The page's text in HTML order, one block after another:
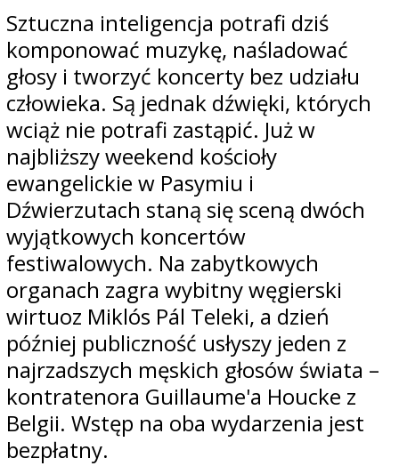
Sztuczna inteligencja potrafi dziś
komponować muzykę, naśladować
głosy i tworzyć koncerty bez udziału
człowieka. Są jednak dźwięki, których
wciąż nie potrafi zastąpić. Już w
najbliższy weekend kościoły
ewangelickie w Pasymiu i
Dźwierzutach staną się sceną dwóch
wyjątkowych koncertów
festiwalowych. Na zabytkowych
organach zagra wybitny węgierski
wirtuoz Miklós Pál Teleki, a dzień
później publiczność usłyszy jeden z
najrzadszych męskich głosów świata –
kontratenora Guillaume'a Houcke z
Belgii. Wstęp na oba wydarzenia jest
bezpłatny.